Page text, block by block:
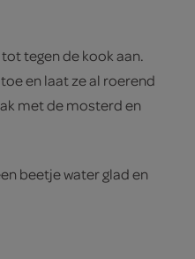
tegen de kook aan.
en laat ze al roerend
met de mosterd en
beetje water glad en